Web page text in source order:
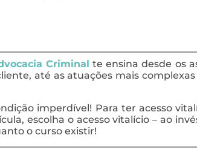
Criminal te ensina desde os
até as atuações mais
imperdível! Para ter acesso
escolha o acesso vitalício – ao
o curso existir!